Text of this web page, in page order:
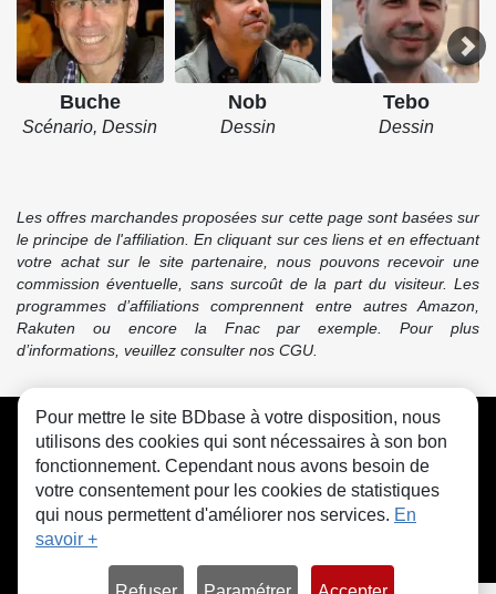
Buche
Scénario, Dessin
Nob
Dessin
Tebo
Dessin
Les offres marchandes proposées sur cette page sont basées sur
le principe de l'affiliation. En cliquant sur ces liens et en effectuant
votre achat sur le site partenaire, nous pouvons recevoir une
commission éventuelle, sans surcoût de la part du visiteur. Les
programmes d’affiliations comprennent entre autres Amazon,
Rakuten ou encore la Fnac par exemple. Pour plus
d’informations, veuillez consulter nos CGU.
CGU FAQ Contact Cookies
Pour mettre le site BDbase à votre disposition, nous
utilisons des cookies qui sont nécessaires à son bon
fonctionnement. Cependant nous avons besoin de
votre consentement pour les cookies de statistiques
qui nous permettent d'améliorer nos services. En
savoir +